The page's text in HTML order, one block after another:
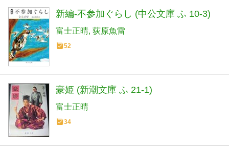
新編-不参加ぐらし (中公文庫 ふ 10-3)
富士正晴 荻原魚雷
52
豪姫 (新潮文庫 ふ 21-1)
富士正晴
34